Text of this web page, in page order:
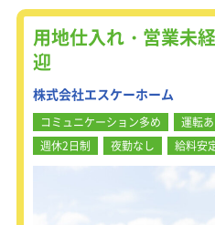
エイブルの
ーのお客様
く、
が特徴。
オーナー様か
めの提案・物
行はもちろん
リノベーショ
ート等も行
「間取りや
なきっかけ
用地仕入れ・営業未
迎
株式会社エスケーホーム
コミュニケーション多め 運転
週休2日制
夜勤なし 給料安